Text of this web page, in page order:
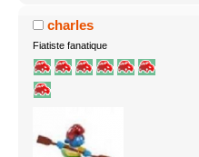
charles
Fiatiste fanatique